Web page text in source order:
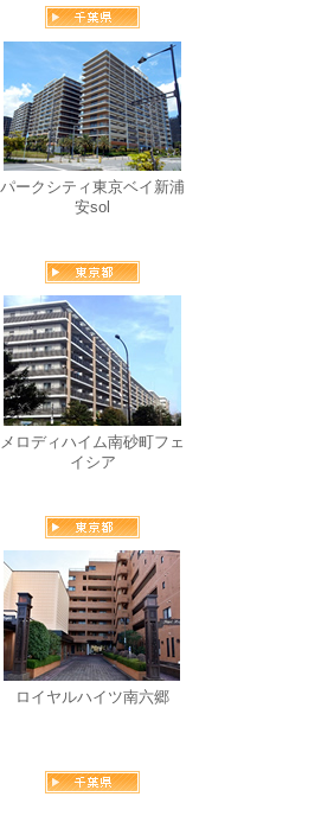
パークシティ東京ベイ新浦
安sol
メロディハイム南砂町フェ
イシア
ロイヤルハイツ南六郷